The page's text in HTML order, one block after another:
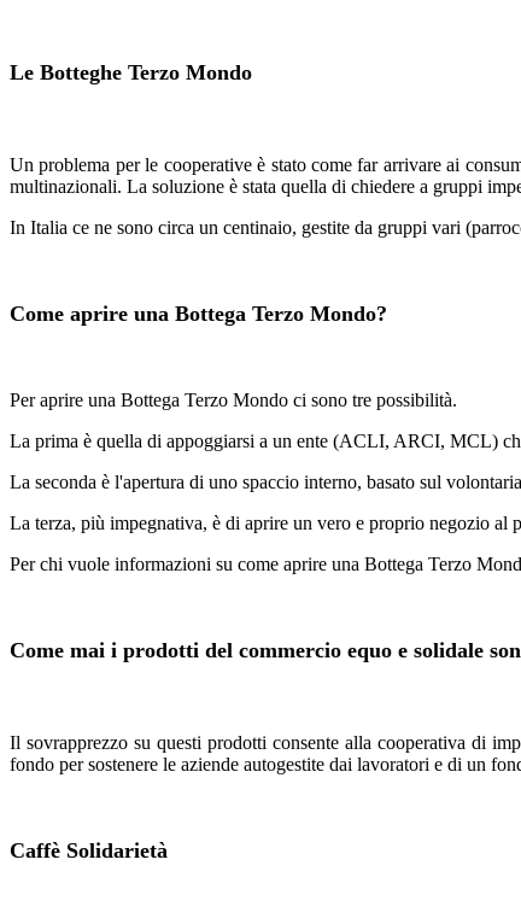
Le Botteghe Terzo Mondo
Un problema per le cooperative è stato come far arrivare ai
multinazionali. La soluzione è stata quella di chiedere a gruppi
In Italia ce ne sono circa un centinaio, gestite da gruppi vari
Come aprire una Bottega Terzo Mondo?
Per aprire una Bottega Terzo Mondo ci sono tre possibilità.
La prima è quella di appoggiarsi a un ente (ACLI, ARCI, MCL)
La seconda è l'apertura di uno spaccio interno, basato sul
La terza, più impegnativa, è di aprire un vero e proprio negozio al
Per chi vuole informazioni su come aprire una Bottega Terzo
Come mai i prodotti del commercio equo e solidale
Il sovrapprezzo su questi prodotti consente alla cooperativa di
fondo per sostenere le aziende autogestite dai lavoratori e di un
Caffè Solidarietà